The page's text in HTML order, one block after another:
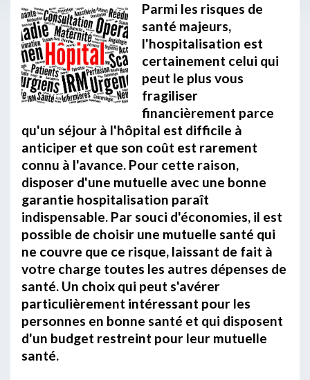
Parmi les risques de
santé majeurs,
l'hospitalisation est
certainement celui qui
peut le plus vous
fragiliser
financièrement parce
qu'un séjour à l'hôpital est difficile à
anticiper et que son coût est rarement
connu à l'avance. Pour cette raison,
disposer d'une mutuelle avec une bonne
garantie hospitalisation paraît
indispensable. Par souci d'économies, il est
possible de choisir une mutuelle santé qui
ne couvre que ce risque, laissant de fait à
votre charge toutes les autres dépenses de
santé. Un choix qui peut s'avérer
particulièrement intéressant pour les
personnes en bonne santé et qui disposent
d'un budget restreint pour leur mutuelle
santé.